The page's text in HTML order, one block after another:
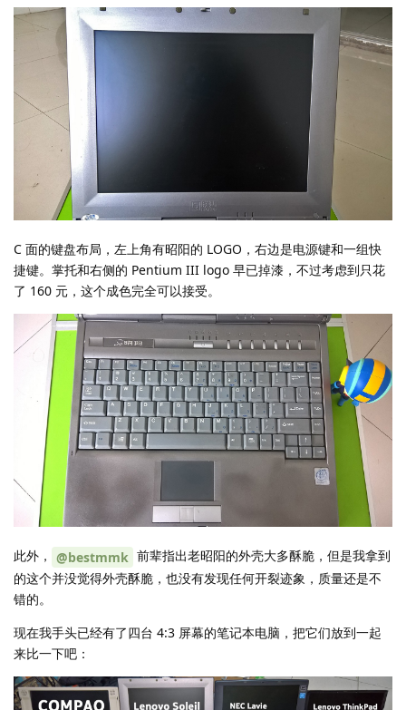
C 面的键盘布局，左上角有昭阳的 LOGO，右边是电源键和一组快
捷键。掌托和右侧的 Pentium III logo 早已掉漆，不过考虑到只花
了 160 元，这个成色完全可以接受。
此外， @bestmmk 前辈指出老昭阳的外壳大多酥脆，但是我拿到
的这个并没觉得外壳酥脆，也没有发现任何开裂迹象，质量还是不
错的。
现在我手头已经有了四台 4:3 屏幕的笔记本电脑，把它们放到一起
来比一下吧：